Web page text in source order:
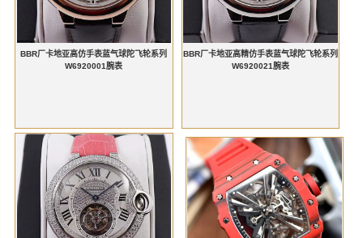
BBR厂卡地亚高仿手表蓝气球陀飞轮系列
W6920001腕表
BBR厂卡地亚高精仿手表蓝气球陀飞轮系列
W6920021腕表